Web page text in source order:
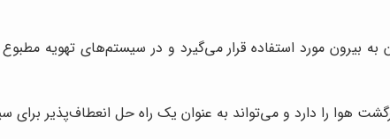
بیرون مورد استفاده قرار می‌گیرد و در سیستم‌های تهویه
هوا را دارد و می‌تواند به عنوان یک راه حل انعطاف‌پذیر برای